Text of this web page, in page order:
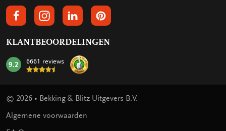
VOLGS ONS OP FACEBOOK
VOLG ONS OP INSTAGRAM
VOLG ONS OP LINKEDIN
VOLG ONS OP PINTEREST
KLANTBEOORDELINGEN
mark:
9.2 6661 reviews
© 2026 • Bekking & Blitz Uitgevers B.V.
Algemene voorwaarden